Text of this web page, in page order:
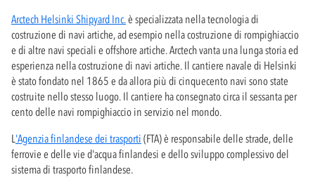
Arctech Helsinki Shipyard Inc. è specializzata nella tecnologia di
costruzione di navi artiche, ad esempio nella costruzione di rompighiaccio
e di altre navi speciali e offshore artiche. Arctech vanta una lunga storia ed
esperienza nella costruzione di navi artiche. Il cantiere navale di Helsinki
è stato fondato nel 1865 e da allora più di cinquecento navi sono state
costruite nello stesso luogo. Il cantiere ha consegnato circa il sessanta per
cento delle navi rompighiaccio in servizio nel mondo.
L 'Agenzia finlandese dei trasporti (FTA) è responsabile delle strade, delle
ferrovie e delle vie d'acqua finlandesi e dello sviluppo complessivo del
sistema di trasporto finlandese.